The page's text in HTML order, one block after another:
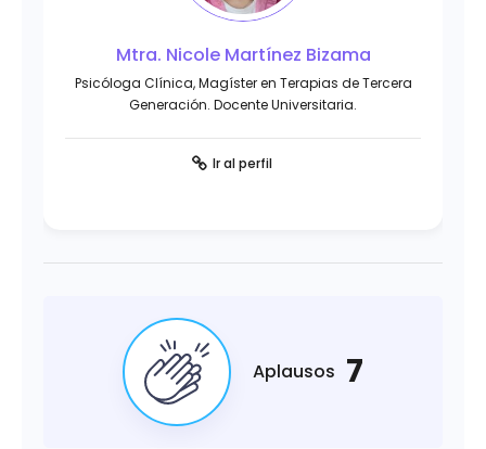
Mtra. Nicole Martínez Bizama
Psicóloga Clínica, Magíster en Terapias de Tercera
Generación. Docente Universitaria.
Ir al perfil
Aplausos 7